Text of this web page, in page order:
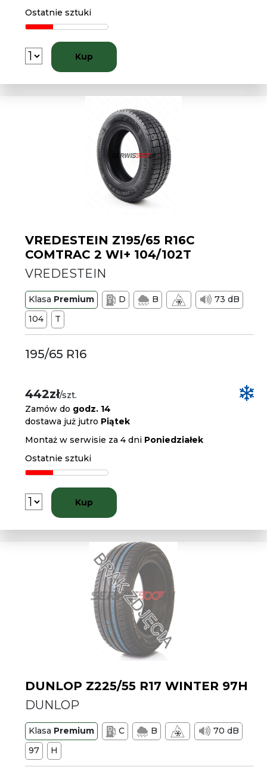
Ostatnie sztuki
Kup
VREDESTEIN Z195/65 R16C
COMTRAC 2 WI+ 104/102T
VREDESTEIN
Klasa Premium D B
73 dB
104
T
195/65 R16
442zł/szt.
Zamów do godz. 14
dostawa już jutro Piątek
Montaż w serwisie za 4 dni Poniedziałek
Ostatnie sztuki
Kup
DUNLOP Z225/55 R17 WINTER 97H
DUNLOP
Klasa Premium C B
70 dB
97
H